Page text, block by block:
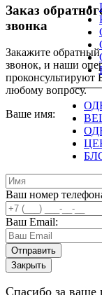
Заказ
звонка
Закажите обратный
звонок, и наши
проконсультируют
любому вопросу.
Ваше имя:
Ваш номер
Ваш Email:
Закрыть
Спасибо за ваше